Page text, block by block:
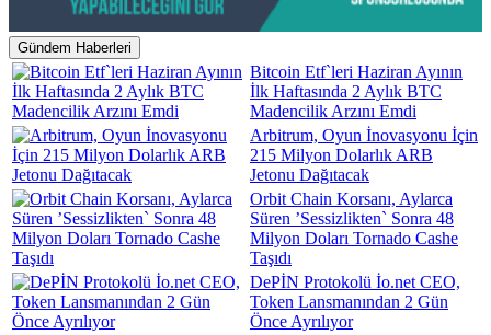
Gündem Haberleri
Bitcoin Etf`leri Haziran Ayının
İlk Haftasında 2 Aylık BTC
Madencilik Arzını Emdi
Arbitrum, Oyun İnovasyonu İçin
215 Milyon Dolarlık ARB
Jetonu Dağıtacak
Orbit Chain Korsanı, Aylarca
Süren ’Sessizlikten` Sonra 48
Milyon Doları Tornado Cashe
Taşıdı
DePİN Protokolü İo.net CEO,
Token Lansmanından 2 Gün
Önce Ayrılıyor